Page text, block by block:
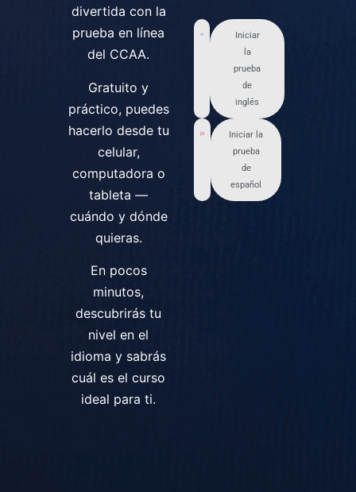
divertida con la
prueba en línea
del CCAA.
Gratuito y
práctico, puedes
hacerlo desde tu
celular,
computadora o
tableta —
cuándo y dónde
quieras.
En pocos
minutos,
descubrirás tu
nivel en el
idioma y sabrás
cuál es el curso
ideal para ti.
Iniciar
la
prueba
de
inglés
Iniciar la
prueba
de
español